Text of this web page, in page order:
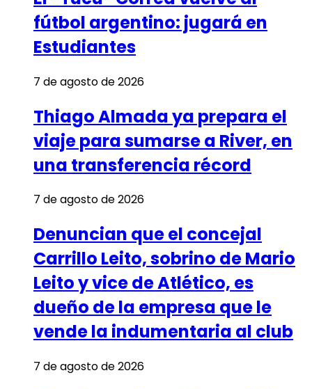
fútbol argentino: jugará en
Estudiantes
7 de agosto de 2026
Thiago Almada ya prepara el
viaje para sumarse a River, en
una transferencia récord
7 de agosto de 2026
Denuncian que el concejal
Carrillo Leito, sobrino de Mario
Leito y vice de Atlético, es
dueño de la empresa que le
vende la indumentaria al club
7 de agosto de 2026